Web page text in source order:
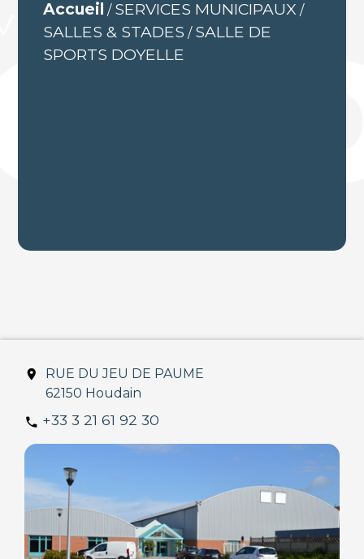
Accueil / SERVICES MUNICIPAUX /
SALLES & STADES / SALLE DE
SPORTS DOYELLE
location_on
RUE DU JEU DE PAUME
62150 Houdain
phone +33 3 21 61 92 30